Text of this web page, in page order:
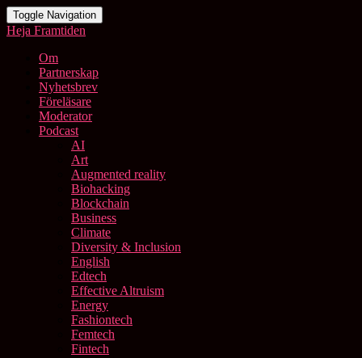
Toggle Navigation
Heja Framtiden
Om
Partnerskap
Nyhetsbrev
Föreläsare
Moderator
Podcast
AI
Art
Augmented reality
Biohacking
Blockchain
Business
Climate
Diversity & Inclusion
English
Edtech
Effective Altruism
Energy
Fashiontech
Femtech
Fintech